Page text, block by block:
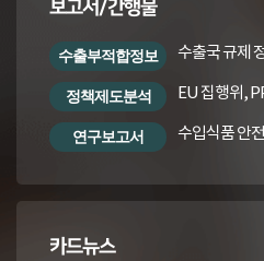
보고서/간행물
수출부적합정보
정책제도분석
연구보고서
카드뉴스